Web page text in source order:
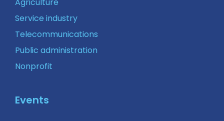
Agriculture
Service industry
Telecommunications
Public administration
Nonprofit
Events